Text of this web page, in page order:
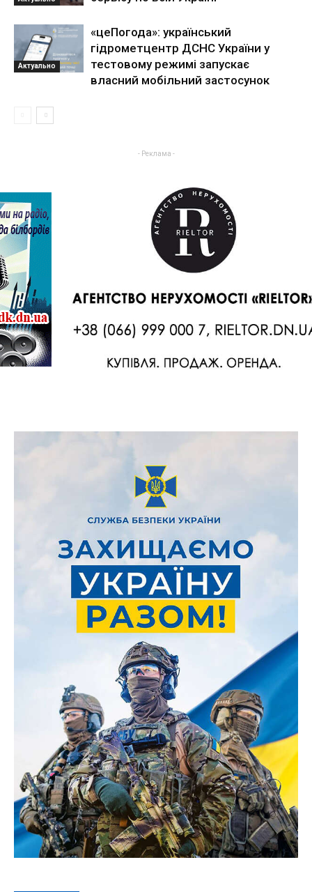
Актуально
«цеПогода»: український
гідрометцентр ДСНС України у
тестовому режимі запускає
власний мобільний застосунок
- Реклама -